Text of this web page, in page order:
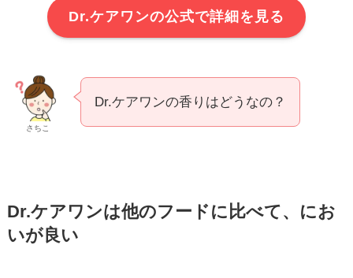
Dr.ケアワンの公式で詳細を見る
さちこ
Dr.ケアワンの香りはどうなの？
Dr.ケアワンは他のフードに比べて、にお
いが良い